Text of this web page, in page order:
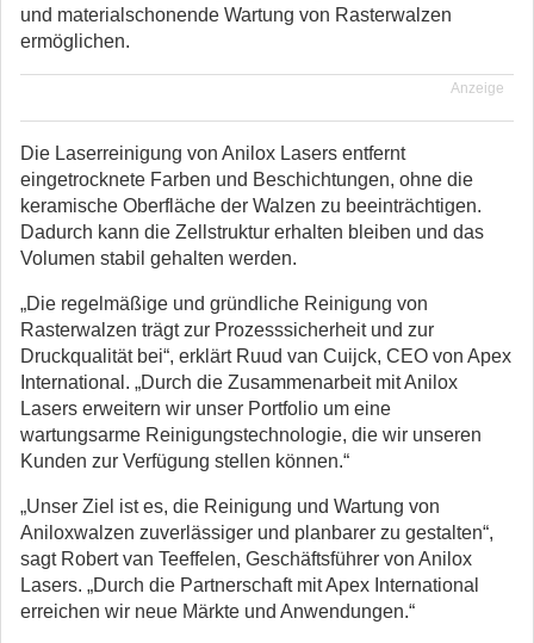
und materialschonende Wartung von Rasterwalzen
ermöglichen.
Anzeige
Die Laserreinigung von Anilox Lasers entfernt
eingetrocknete Farben und Beschichtungen, ohne die
keramische Oberfläche der Walzen zu beeinträchtigen.
Dadurch kann die Zellstruktur erhalten bleiben und das
Volumen stabil gehalten werden.
„Die regelmäßige und gründliche Reinigung von
Rasterwalzen trägt zur Prozesssicherheit und zur
Druckqualität bei“, erklärt Ruud van Cuijck, CEO von Apex
International. „Durch die Zusammenarbeit mit Anilox
Lasers erweitern wir unser Portfolio um eine
wartungsarme Reinigungstechnologie, die wir unseren
Kunden zur Verfügung stellen können.“
„Unser Ziel ist es, die Reinigung und Wartung von
Aniloxwalzen zuverlässiger und planbarer zu gestalten“,
sagt Robert van Teeffelen, Geschäftsführer von Anilox
Lasers. „Durch die Partnerschaft mit Apex International
erreichen wir neue Märkte und Anwendungen.“